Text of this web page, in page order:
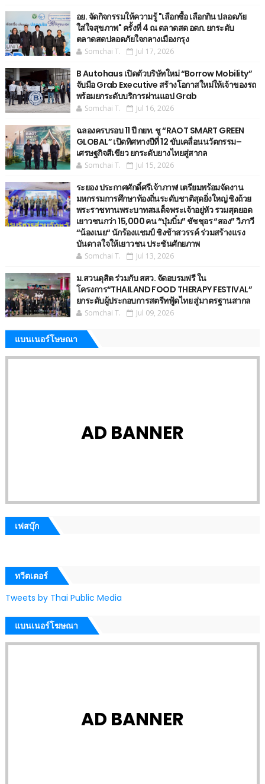
อย. จัดกิจกรรมให้ความรู้ "เลือกซื้อ เลือกกิน ปลอดภัย
ใส่ใจสุขภาพ" ครั้งที่ 4 ณ ตลาดสด อตก. ยกระดับ
ตลาดสดปลอดภัยใจกลางเมืองกรุง
Somchai T. Jul 17, 2026
B Autohaus เปิดตัวบริษัทใหม่ “Borrow Mobility”
จับมือ Grab Executive สร้างโอกาสใหม่ให้เจ้าของรถ
พร้อมยกระดับบริการผ่านแอป Grab
Somchai T. Jul 16, 2026
ฉลองครบรอบ 11 ปี กยท. ชู “RAOT SMART GREEN
GLOBAL” เปิดทิศทางปีที่ 12 ขับเคลื่อนนวัตกรรม–
เศรษฐกิจสีเขียว ยกระดับยางไทยสู่สากล
Somchai T. Jul 15, 2026
ระยอง ประกาศศักดิ์ศรีเจ้าภาพ! เตรียมพร้อมจัดงาน
มหกรรมการศึกษาท้องถิ่นระดับชาติสุดยิ่งใหญ่ ชิงถ้วย
พระราชทานพระบาทสมเด็จพระเจ้าอยู่หัว รวมสุดยอด
เยาวชนกว่า 15,000 คน “บุ๋มบิ๋ม” ชัชชุอร “สอง” วิภาวี
“น้องเนย“ นักร้องแชมป์ ชิงช้าสวรรค์ ร่วมสร้างแรง
บันดาลใจให้เยาวชน ประชันศักยภาพ
Somchai T. Jul 13, 2026
ม.สวนดุสิต ร่วมกับ สสว. จัดอบรมฟรี ใน
โครงการ“THAILAND FOOD THERAPY FESTIVAL”
ยกระดับผู้ประกอบการสตรีทฟู้ดไทย สู่มาตรฐานสากล
Somchai T. Jul 09, 2026
แบนเนอร์โษษณา
AD BANNER
เฟสบุ๊ก
ทวีตเตอร์
Tweets by Thai Public Media
แบนเนอร์โฆษณา
AD BANNER